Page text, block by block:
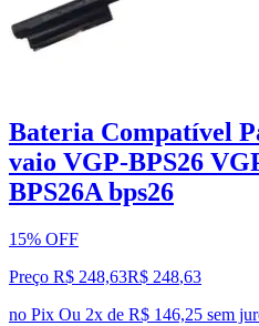
Bateria Compatível
vaio VGP-BPS26
BPS26A bps26
15% OFF
Preço R$ 248,63R$ 248,63
no Pix Ou 2x de R$ 146,25 sem